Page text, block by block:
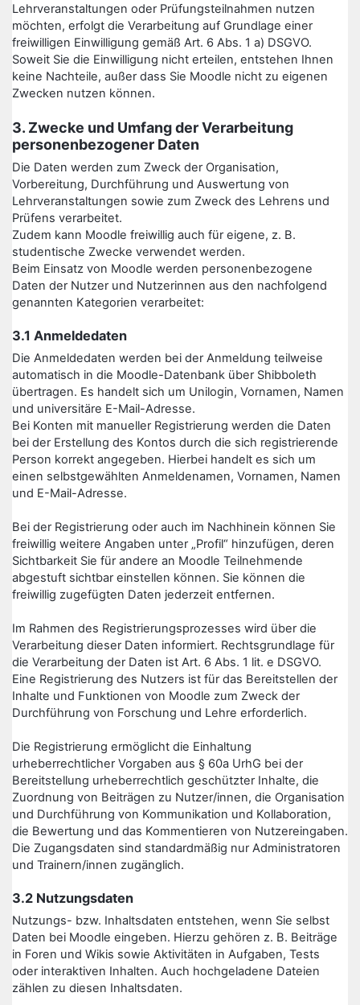
Lehrveranstaltungen oder Prüfungsteilnahmen nutzen
möchten, erfolgt die Verarbeitung auf Grundlage einer
freiwilligen Einwilligung gemäß Art. 6 Abs. 1 a) DSGVO.
Soweit Sie die Einwilligung nicht erteilen, entstehen Ihnen
keine Nachteile, außer dass Sie Moodle nicht zu eigenen
Zwecken nutzen können.
3. Zwecke und Umfang der Verarbeitung
personenbezogener Daten
Die Daten werden zum Zweck der Organisation,
Vorbereitung, Durchführung und Auswertung von
Lehrveranstaltungen sowie zum Zweck des Lehrens und
Prüfens verarbeitet.
Zudem kann Moodle freiwillig auch für eigene, z. B.
studentische Zwecke verwendet werden.
Beim Einsatz von Moodle werden personenbezogene
Daten der Nutzer und Nutzerinnen aus den nachfolgend
genannten Kategorien verarbeitet:
3.1 Anmeldedaten
Die Anmeldedaten werden bei der Anmeldung teilweise
automatisch in die Moodle-Datenbank über Shibboleth
übertragen. Es handelt sich um Unilogin, Vornamen, Namen
und universitäre E-Mail-Adresse.
Bei Konten mit manueller Registrierung werden die Daten
bei der Erstellung des Kontos durch die sich registrierende
Person korrekt angegeben. Hierbei handelt es sich um
einen selbstgewählten Anmeldenamen, Vornamen, Namen
und E-Mail-Adresse.
Bei der Registrierung oder auch im Nachhinein können Sie
freiwillig weitere Angaben unter „Profil“ hinzufügen, deren
Sichtbarkeit Sie für andere an Moodle Teilnehmende
abgestuft sichtbar einstellen können. Sie können die
freiwillig zugefügten Daten jederzeit entfernen.
Im Rahmen des Registrierungsprozesses wird über die
Verarbeitung dieser Daten informiert. Rechtsgrundlage für
die Verarbeitung der Daten ist Art. 6 Abs. 1 lit. e DSGVO.
Eine Registrierung des Nutzers ist für das Bereitstellen der
Inhalte und Funktionen von Moodle zum Zweck der
Durchführung von Forschung und Lehre erforderlich.
Die Registrierung ermöglicht die Einhaltung
urheberrechtlicher Vorgaben aus § 60a UrhG bei der
Bereitstellung urheberrechtlich geschützter Inhalte, die
Zuordnung von Beiträgen zu Nutzer/innen, die Organisation
und Durchführung von Kommunikation und Kollaboration,
die Bewertung und das Kommentieren von Nutzereingaben.
Die Zugangsdaten sind standardmäßig nur Administratoren
und Trainern/innen zugänglich.
3.2 Nutzungsdaten
Nutzungs- bzw. Inhaltsdaten entstehen, wenn Sie selbst
Daten bei Moodle eingeben. Hierzu gehören z. B. Beiträge
in Foren und Wikis sowie Aktivitäten in Aufgaben, Tests
oder interaktiven Inhalten. Auch hochgeladene Dateien
zählen zu diesen Inhaltsdaten.